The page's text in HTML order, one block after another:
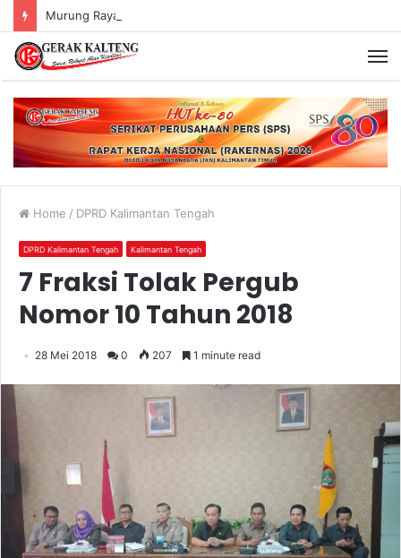
Murung Raya Menangi MTQ Korpri VIII Kalimantan Tengah
Home / DPRD Kalimantan Tengah
DPRD Kalimantan Tengah Kalimantan Tengah
7 Fraksi Tolak Pergub
Nomor 10 Tahun 2018
28 Mei 2018 0 207 1 minute read